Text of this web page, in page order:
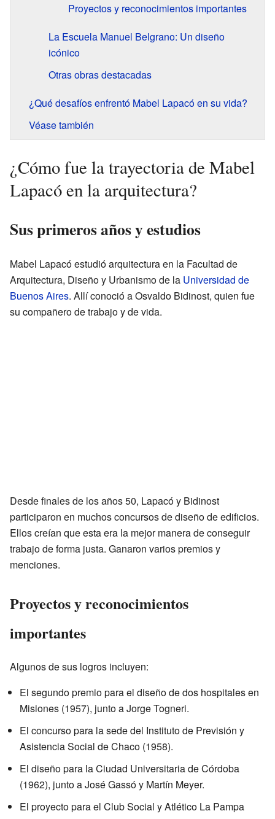
Proyectos y reconocimientos importantes
La Escuela Manuel Belgrano: Un diseño
icónico
Otras obras destacadas
¿Qué desafíos enfrentó Mabel Lapacó en su vida?
Véase también
¿Cómo fue la trayectoria de Mabel
Lapacó en la arquitectura?
Sus primeros años y estudios
Mabel Lapacó estudió arquitectura en la Facultad de
Arquitectura, Diseño y Urbanismo de la Universidad de
Buenos Aires. Allí conoció a Osvaldo Bidinost, quien fue
su compañero de trabajo y de vida.
Desde finales de los años 50, Lapacó y Bidinost
participaron en muchos concursos de diseño de edificios.
Ellos creían que esta era la mejor manera de conseguir
trabajo de forma justa. Ganaron varios premios y
menciones.
Proyectos y reconocimientos
importantes
Algunos de sus logros incluyen:
El segundo premio para el diseño de dos hospitales en
Misiones (1957), junto a Jorge Togneri.
El concurso para la sede del Instituto de Previsión y
Asistencia Social de Chaco (1958).
El diseño para la Ciudad Universitaria de Córdoba
(1962), junto a José Gassó y Martín Meyer.
El proyecto para el Club Social y Atlético La Pampa